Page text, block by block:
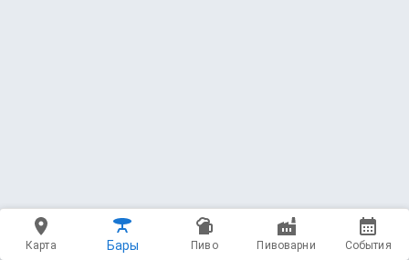
Карта Бары Пиво Пивоварни События